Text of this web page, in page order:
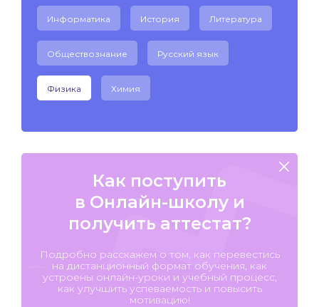
Информатика История Литература
Обществознание Русский язык
Физика Химия
Как поступить
в Онлайн-школу и
получить аттестат?
Подробно расскажем о том, как перевестись
на дистанционный формат обучения, как
устроены онлайн-уроки и учебный процесс,
как улучшить успеваемость и повысить
мотивацию!